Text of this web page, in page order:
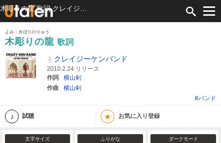
よみ：きぼりのりゅう
木彫りの龍 歌詞
クレイジーケンバンド
2010.2.24 リリース
作詞
横山剣
作曲
横山剣
#バンド
試聴 ★ お気に入り登録
文字サイズ ふりがな ダークモード